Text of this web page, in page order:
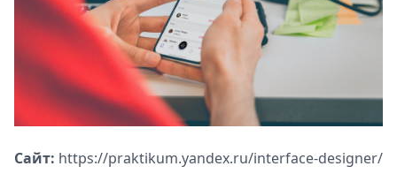
Сайт: https://praktikum.yandex.ru/interface-designer/